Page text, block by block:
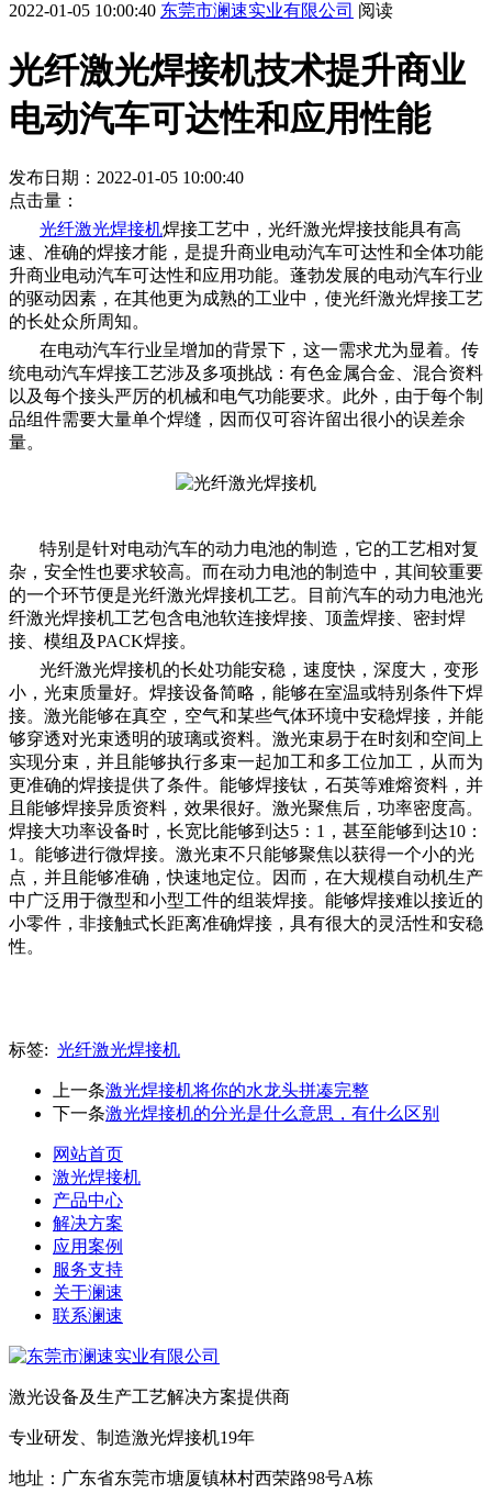
2022-01-05 10:00:40 东莞市澜速实业有限公司 阅读
光纤激光焊接机技术提升商业
电动汽车可达性和应用性能
发布日期：2022-01-05 10:00:40
点击量：
光纤激光焊接机焊接工艺中，光纤激光焊接技能具有高
速、准确的焊接才能，是提升商业电动汽车可达性和全体功能
升商业电动汽车可达性和应用功能。蓬勃发展的电动汽车行业
的驱动因素，在其他更为成熟的工业中，使光纤激光焊接工艺
的长处众所周知。
在电动汽车行业呈增加的背景下，这一需求尤为显着。传
统电动汽车焊接工艺涉及多项挑战：有色金属合金、混合资料
以及每个接头严厉的机械和电气功能要求。此外，由于每个制
品组件需要大量单个焊缝，因而仅可容许留出很小的误差余
量。
特别是针对电动汽车的动力电池的制造，它的工艺相对复
杂，安全性也要求较高。而在动力电池的制造中，其间较重要
的一个环节便是光纤激光焊接机工艺。目前汽车的动力电池光
纤激光焊接机工艺包含电池软连接焊接、顶盖焊接、密封焊
接、模组及PACK焊接。
光纤激光焊接机的长处功能安稳，速度快，深度大，变形
小，光束质量好。焊接设备简略，能够在室温或特别条件下焊
接。激光能够在真空，空气和某些气体环境中安稳焊接，并能
够穿透对光束透明的玻璃或资料。激光束易于在时刻和空间上
实现分束，并且能够执行多束一起加工和多工位加工，从而为
更准确的焊接提供了条件。能够焊接钛，石英等难熔资料，并
且能够焊接异质资料，效果很好。激光聚焦后，功率密度高。
焊接大功率设备时，长宽比能够到达5：1，甚至能够到达10：
1。能够进行微焊接。激光束不只能够聚焦以获得一个小的光
点，并且能够准确，快速地定位。因而，在大规模自动机生产
中广泛用于微型和小型工件的组装焊接。能够焊接难以接近的
小零件，非接触式长距离准确焊接，具有很大的灵活性和安稳
性。
标签: 光纤激光焊接机
上一条激光焊接机将你的水龙头拼凑完整
下一条激光焊接机的分光是什么意思，有什么区别
网站首页
激光焊接机
产品中心
解决方案
应用案例
服务支持
关于澜速
联系澜速
激光设备及生产工艺解决方案提供商
专业研发、制造激光焊接机19年
地址：广东省东莞市塘厦镇林村西荣路98号A栋